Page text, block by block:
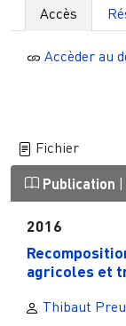
Accès
Accèder au
Fichier
Publication |
2016
agricoles et
Thibaut